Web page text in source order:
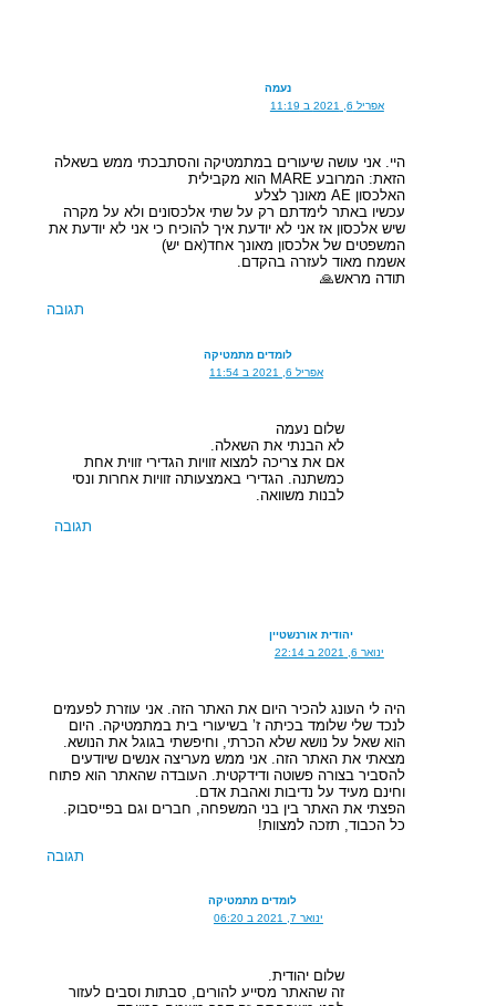
נעמה
אפריל 6, 2021 ב 11:19
היי. אני עושה שיעורים במתמטיקה והסתבכתי ממש בשאלה
הזאת: המרובע MARE הוא מקבילית
האלכסון AE מאונך לצלע
עכשיו באתר לימדתם רק על שתי אלכסונים ולא על מקרה
שיש אלכסון אז אני לא יודעת איך להוכיח כי אני לא יודעת את
המשפטים של אלכסון מאונך אחד(אם יש)
אשמח מאוד לעזרה בהקדם.
תודה מראש🙏
תגובה
לומדים מתמטיקה
אפריל 6, 2021 ב 11:54
שלום נעמה
לא הבנתי את השאלה.
אם את צריכה למצוא זוויות הגדירי זווית אחת
כמשתנה. הגדירי באמצעותה זוויות אחרות ונסי
לבנות משוואה.
תגובה
יהודית אורנשטיין
ינואר 6, 2021 ב 22:14
היה לי העונג להכיר היום את האתר הזה. אני עוזרת לפעמים
לנכד שלי שלומד בכיתה ז’ בשיעורי בית במתמטיקה. היום
הוא שאל על נושא שלא הכרתי, וחיפשתי בגוגל את הנושא.
מצאתי את האתר הזה. אני ממש מעריצה אנשים שיודעים
להסביר בצורה פשוטה ודידקטית. העובדה שהאתר הוא פתוח
וחינם מעיד על נדיבות ואהבת אדם.
הפצתי את האתר בין בני המשפחה, חברים וגם בפייסבוק.
כל הכבוד, תזכה למצוות!
תגובה
לומדים מתמטיקה
ינואר 7, 2021 ב 06:20
שלום יהודית.
זה שהאתר מסייע להורים, סבתות וסבים לעזור